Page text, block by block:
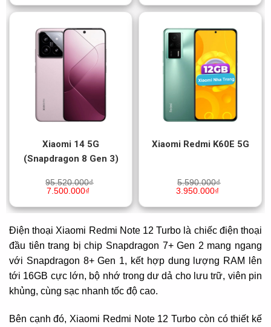
Xiaomi 14 5G
(Snapdragon 8 Gen 3)
95.520.000₫
7.500.000₫
Xiaomi Redmi K60E 5G
5.590.000₫
3.950.000₫
Điện thoại Xiaomi Redmi Note 12 Turbo là chiếc điện thoại
đầu tiên trang bị chip Snapdragon 7+ Gen 2 mang ngang
với Snapdragon 8+ Gen 1, kết hợp dung lượng RAM lên
tới 16GB cực lớn, bộ nhớ trong dư dả cho lưu trữ, viên pin
khủng, cùng sạc nhanh tốc độ cao.
Bên cạnh đó, Xiaomi Redmi Note 12 Turbo còn có thiết kế